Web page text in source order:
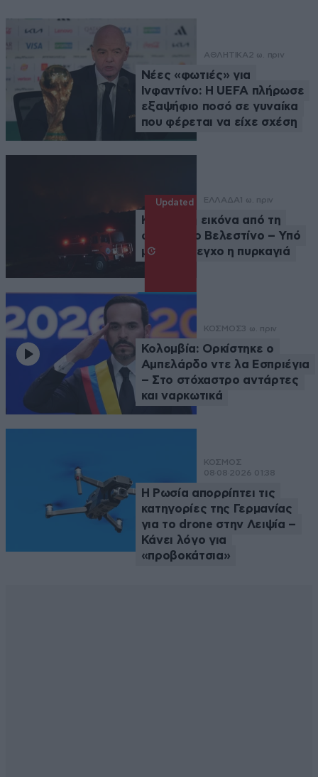
ΑΘΛΗΤΙΚΑ2 ω. πριν
Νέες «φωτιές» για
Ινφαντίνο: Η UEFA πλήρωσε
εξαψήφιο ποσό σε γυναίκα
που φέρεται να είχε σχέση
Updated ΕΛΛΑΔΑ 1 ω. πριν
Καλύτερη εικόνα από τη
φωτιά στο Βελεστίνο – Υπό
μερικό έλεγχο η πυρκαγιά
ΚΟΣΜΟΣ3 ω. πριν
Κολομβία: Ορκίστηκε ο
Αμπελάρδο ντε λα Εσπριέγια
– Στο στόχαστρο αντάρτες
και ναρκωτικά
ΚΟΣΜΟΣ
08·08·2026 01:38
Η Ρωσία απορρίπτει τις
κατηγορίες της Γερμανίας
για το drone στην Λειψία –
Κάνει λόγο για
«προβοκάτσια»